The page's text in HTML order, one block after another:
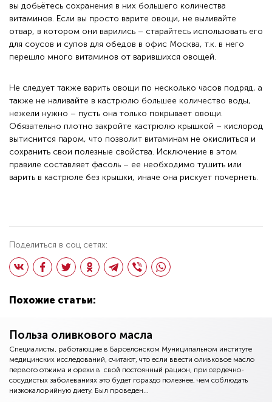
вы добьётесь сохранения в них большего количества
витаминов. Если вы просто варите овощи, не выливайте
отвар, в котором они варились – старайтесь использовать его
для соусов и супов для обедов в офис Москва, т.к. в него
перешло много витаминов от варившихся овощей.
Не следует также варить овощи по несколько часов подряд, а
также не наливайте в кастрюлю большее количество воды,
нежели нужно – пусть она только покрывает овощи.
Обязательно плотно закройте кастрюлю крышкой – кислород
вытиснится паром, что позволит витаминам не окислиться и
сохранить свои полезные свойства. Исключение в этом
правиле составляет фасоль – ее необходимо тушить или
варить в кастрюле без крышки, иначе она рискует почернеть.
Поделиться в соц сетях:
Похожие статьи:
Польза оливкового масла
Специалисты, работающие в Барселонском Муниципальном институте
медицинских исследований, считают, что если ввести оливковое масло
первого отжима и орехи в свой постоянный рацион, при сердечно-
сосудистых заболеваниях это будет гораздо полезнее, чем соблюдать
низкокалорийную диету. Был проведен...